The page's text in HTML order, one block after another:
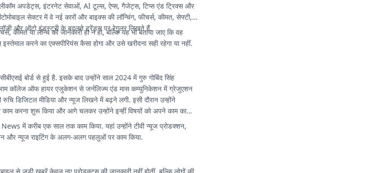
टेलीकॉम अपडेट्स, इंटरनेट सेवाओं, AI टूल्स, ऐप्स, गैजेट्स, टिप्स एंड ट्रिक्स और
सेक्टर में वे नई कारों और बाइक्स की लॉन्चिंग, फीचर्स, कीमत, सेफ्टी,
और ऑटो इंडस्ट्री के बदलते ट्रेंड्स पर रेगुलर लिखते हैं.
कीमत या लॉन्च की जानकारी ही न हो, बल्कि यह भी बताया जाए कि वह
करने का एक्सपीरियंस कैसा होगा और उसे खरीदना सही रहेगा या नहीं.
बोर्ड से हुई है. इसके बाद उन्होंने साल 2024 में गुरु गोबिंद सिंह
राम कॉलेज ऑफ हायर एजुकेशन से जर्नलिज्म एंड मास कम्युनिकेशन में ग्रेजुएशन
रुचि डिजिटल मीडिया और न्यूज लिखने में बढ़ने लगी. इसी दौरान उन्होंने
करना शुरू किया और आगे चलकर उन्होंने इन्हीं विषयों को अपने काम का
में करीब एक साल तक काम किया. यहां उन्होंने टीवी न्यूज प्रोडक्शन,
और न्यूज राइटिंग के अलग-अलग पहलुओं पर काम किया.